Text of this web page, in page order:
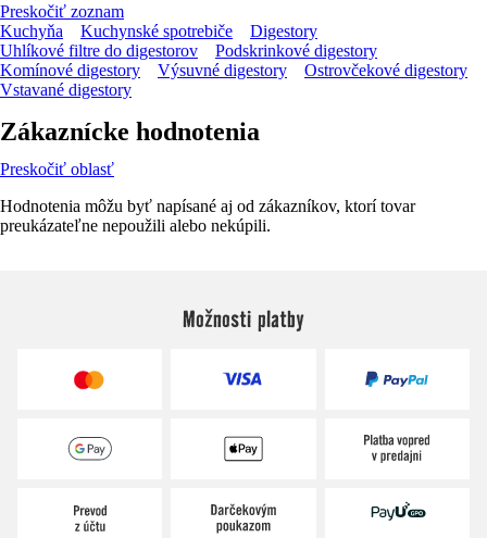
Preskočiť zoznam
Kuchyňa
Kuchynské spotrebiče
Digestory
Uhlíkové filtre do digestorov
Podskrinkové digestory
Komínové digestory
Výsuvné digestory
Ostrovčekové digestory
Vstavané digestory
Zákaznícke hodnotenia
Preskočiť oblasť
Hodnotenia môžu byť napísané aj od zákazníkov, ktorí tovar
preukázateľne nepoužili alebo nekúpili.
Možnosti platby